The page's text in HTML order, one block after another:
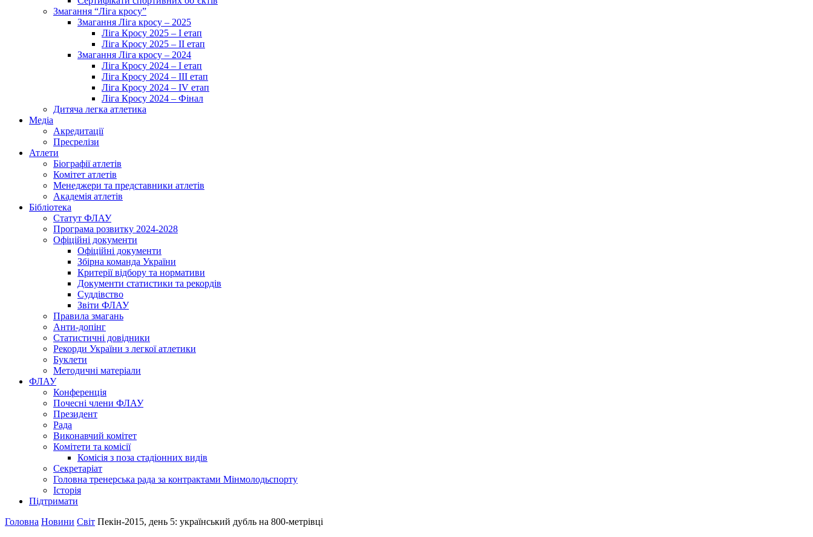
Змагання “Ліга кросу”
Змагання Ліга кросу – 2025
Ліга Кросу 2025 – I етап
Ліга Кросу 2025 – II етап
Змагання Ліга кросу – 2024
Ліга Кросу 2024 – I етап
Ліга Кросу 2024 – III етап
Ліга Кросу 2024 – IV етап
Ліга Кросу 2024 – Фінал
Дитяча легка атлетика
Медіа
Акредитації
Пресрелізи
Атлети
Біографії атлетів
Комітет атлетів
Менеджери та представники атлетів
Академія атлетів
Бібліотека
Статут ФЛАУ
Програма розвитку 2024-2028
Офіційні документи
Офіційні документи
Збірна команда України
Критерії відбору та нормативи
Документи статистики та рекордів
Суддівство
Звіти ФЛАУ
Правила змагань
Анти-допінг
Статистичні довідники
Рекорди України з легкої атлетики
Буклети
Методичні матеріали
ФЛАУ
Конференція
Почесні члени ФЛАУ
Президент
Рада
Виконавчий комітет
Комітети та комісії
Комісія з поза стадіонних видів
Секретаріат
Головна тренерська рада за контрактами Мінмолодьспорту
Історія
Підтримати
Головна Новини Світ Пекін-2015, день 5: український дубль на 800-метрівці